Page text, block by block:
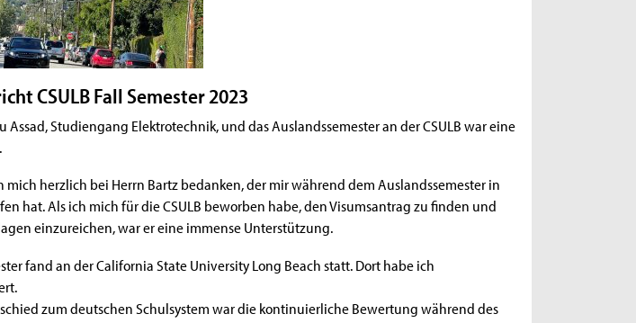
CSULB Fall Semester 2023
Assad, Studiengang Elektrotechnik, und das Auslandssemester an der CSULB war eine
mich herzlich bei Herrn Bartz bedanken, der mir während dem Auslandssemester in
hat. Als ich mich für die CSULB beworben habe, den Visumsantrag zu finden und
einzureichen, war er eine immense Unterstützung.
fand an der California State University Long Beach statt. Dort habe ich
zum deutschen Schulsystem war die kontinuierliche Bewertung während des